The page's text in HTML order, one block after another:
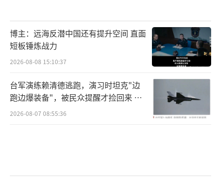
博主：远海反潜中国还有提升空间 直面
短板锤炼战力
2026-08-08 15:10:37
台军演练赖清德逃跑，演习时坦克"边
跑边爆装备"，被民众提醒才捡回来 演
习状况频出引发关注
2026-08-07 08:55:36